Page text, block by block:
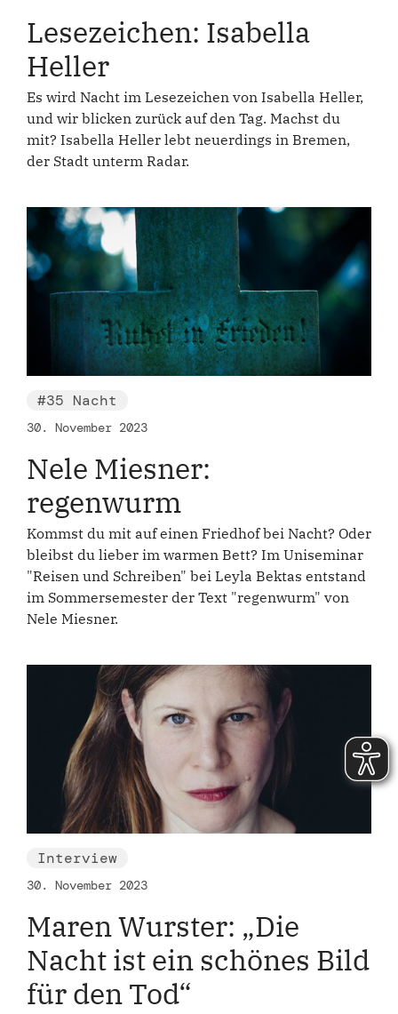
Lesezeichen: Isabella
Heller
Es wird Nacht im Lesezeichen von Isabella Heller,
und wir blicken zurück auf den Tag. Machst du
mit? Isabella Heller lebt neuerdings in Bremen,
der Stadt unterm Radar.
#35 Nacht
30. November 2023
Nele Miesner:
regenwurm
Kommst du mit auf einen Friedhof bei Nacht? Oder
bleibst du lieber im warmen Bett? Im Uniseminar
"Reisen und Schreiben" bei Leyla Bektas entstand
im Sommersemester der Text "regenwurm" von
Nele Miesner.
Interview
30. November 2023
Maren Wurster: „Die
Nacht ist ein schönes Bild
für den Tod“